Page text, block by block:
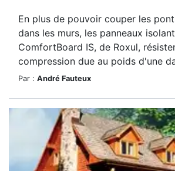
En plus de pouvoir couper les
dans les murs, les panneaux
ComfortBoard IS, de Roxul,
compression due au poids d'une
Par : André Fauteux